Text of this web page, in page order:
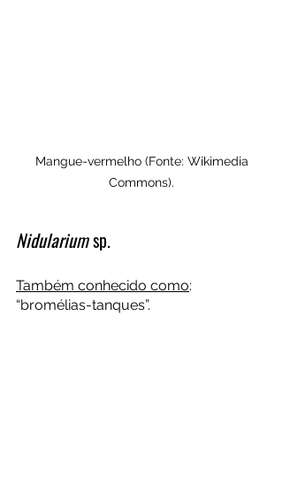
Commons).
Nidularium sp.
Também conhecido como:
“bromélias-tanques”.